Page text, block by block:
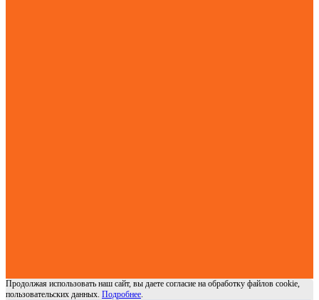
Продолжая использовать наш сайт, вы даете согласие на обработку файлов cookie,
пользовательских данных. Подробнее.